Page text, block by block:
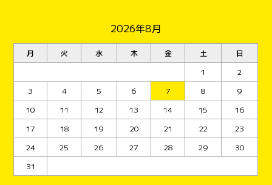
2026年8月
月 火 水 木 金 土
日
1
2
3
4 5 6 7 8
9
10
11 12 13 14 15
16
17
18 19 20 21 22
23
24
25 26 27 28 29
30
31